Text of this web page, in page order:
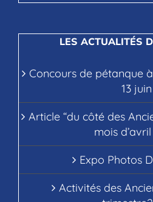
LES ACTUALITÉS
Concours de pétanque
13 juin
Article “du côté des
mois
Expo Photos
Activités des